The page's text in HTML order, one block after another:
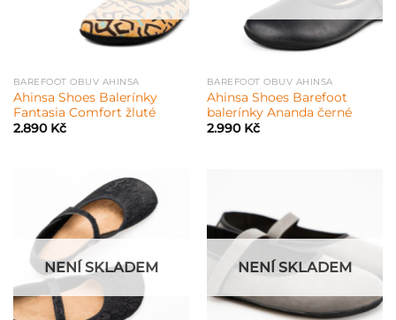
BAREFOOT OBUV AHINSA
Ahinsa Shoes Balerínky
Fantasia Comfort žluté
2.890 Kč
BAREFOOT OBUV AHINSA
Ahinsa Shoes Barefoot
balerínky Ananda černé
2.990 Kč
NENÍ SKLADEM NENÍ SKLADEM